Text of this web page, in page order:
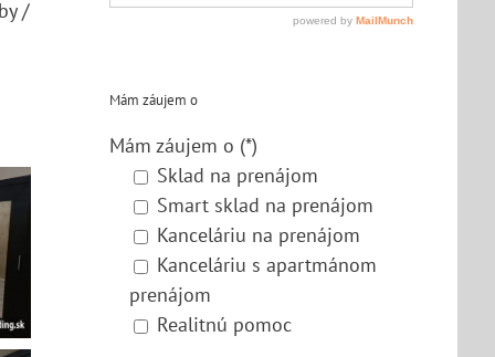
/
Mám záujem o
Mám záujem o (*)
Sklad na prenájom
Smart sklad na prenájom
Kanceláriu na prenájom
Kanceláriu s apartmánom
prenájom
Realitnú pomoc